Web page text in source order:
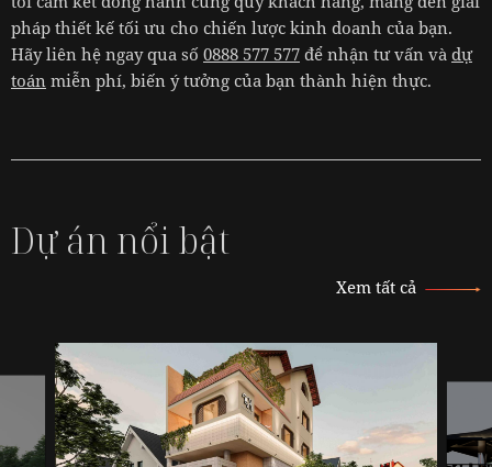
pháp thiết kế tối ưu cho chiến lược kinh doanh của bạn.
Hãy liên hệ ngay qua số 0888 577 577 để nhận tư vấn và dự
toán miễn phí, biến ý tưởng của bạn thành hiện thực.
Dự án nổi bật
Xem tất cả